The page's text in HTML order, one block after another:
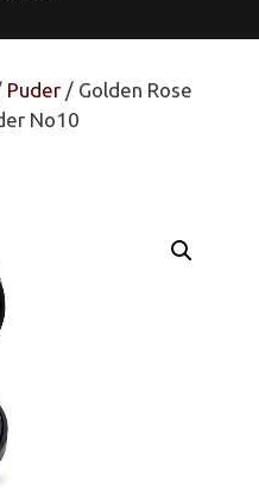
Puder / Golden Rose
No10